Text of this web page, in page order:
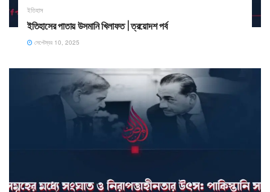
ইতিহাস
ইতিহাসের পাতায় উসমানি খিলাফত | ত্রয়োদশ পর্ব
সেপ্টেম্বর 10, 2025